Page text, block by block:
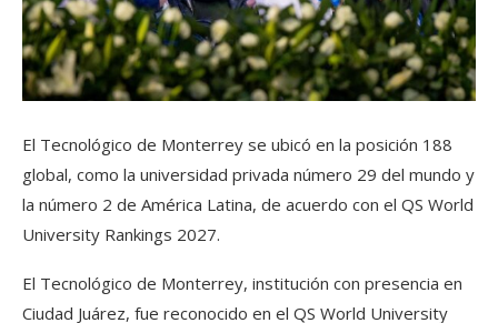
El Tecnológico de Monterrey se ubicó en la posición 188
global, como la universidad privada número 29 del mundo y
la número 2 de América Latina, de acuerdo con el QS World
University Rankings 2027.
El Tecnológico de Monterrey, institución con presencia en
Ciudad Juárez, fue reconocido en el QS World University